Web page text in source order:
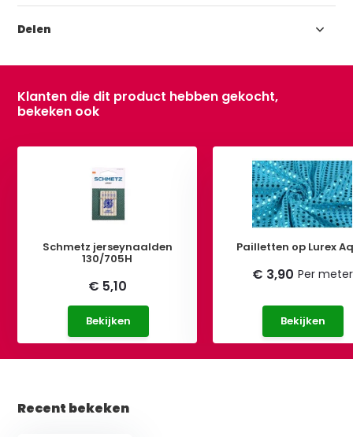
Delen
Klanten die dit product hebben gekocht,
bekeken ook
Schmetz jerseynaalden
130/705H
€ 5,10
Bekijken
Pailletten op Lurex
€ 3,90 Per meter
Bekijken
Recent bekeken